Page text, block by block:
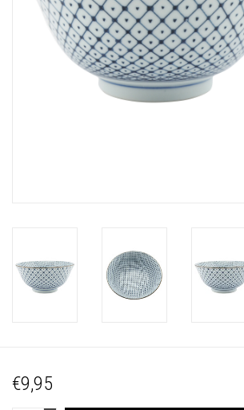
Cadeaubonnen
€9,95